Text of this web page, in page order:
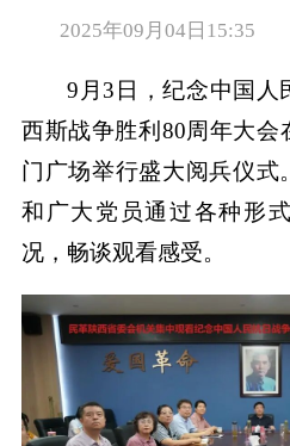
2025年09月04日15:35
9月3日，纪念中国人
西斯战争胜利80周年大会
门广场举行盛大阅兵仪式
和广大党员通过各种形
况，畅谈观看感受。